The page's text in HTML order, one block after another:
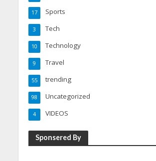
Sports
17
Tech
3
Technology
10
Travel
9
trending
55
Uncategorized
98
VIDEOS
4
Sponsered By